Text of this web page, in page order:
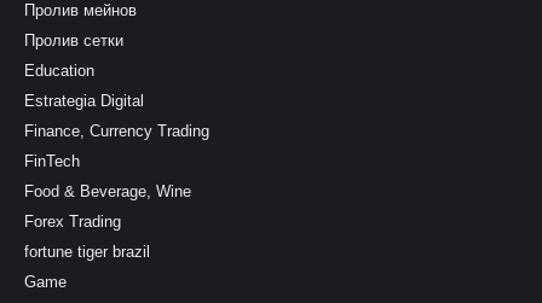
Пролив мейнов
Пролив сетки
Education
Estrategia Digital
Finance, Currency Trading
FinTech
Food & Beverage, Wine
Forex Trading
fortune tiger brazil
Game